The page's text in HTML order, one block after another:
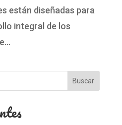
están diseñadas para
integral de los
Buscar